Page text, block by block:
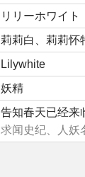
リリーホワイト
莉莉白、莉莉怀
Lilywhite
妖精
告知春天已经来
求闻史纪、人妖